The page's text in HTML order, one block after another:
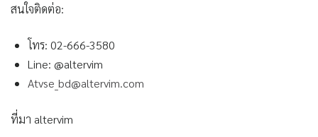
สนใจติดต่อ:
โทร: 02-666-3580
Line: @altervim
Atvse_bd@altervim.com
ที่มา altervim